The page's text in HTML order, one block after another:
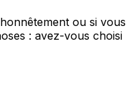
ou si vous
: avez-vous choisi